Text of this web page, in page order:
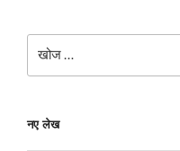
खोजे
नए लेख